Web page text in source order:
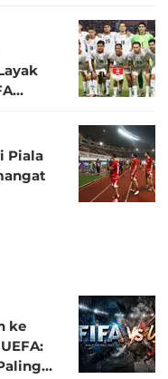
Piala
ke